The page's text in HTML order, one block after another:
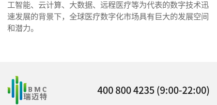
工智能、云计算、大数据、远程医疗等为代表的数字技术迅
速发展的背景下，全球医疗数字化市场具有巨大的发展空间
和潜力。
400 800 4235 (9:00-22:00)